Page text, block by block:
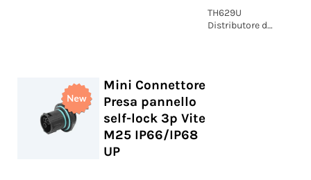
TH629U
Distributore di
Mini Connettore
Presa pannello
self-lock 3p Vite
M25 IP66/IP68
UP